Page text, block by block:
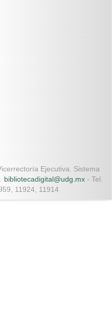
Ejecutiva. Sistema
bibliotecadigital@udg.mx - Tel.
11924, 11914